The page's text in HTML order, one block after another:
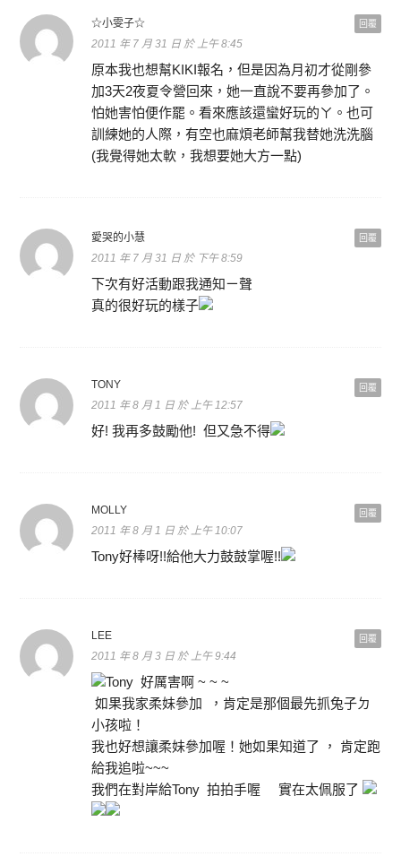
回覆
☆小雯子☆
2011 年 7 月 31 日 於 上午 8:45
原本我也想幫KIKI報名，但是因為月初才從剛參
加3天2夜夏令營回來，她一直說不要再參加了。
怕她害怕便作罷。看來應該還蠻好玩的ㄚ。也可
訓練她的人際，有空也麻煩老師幫我替她洗洗腦
(我覺得她太軟，我想要她大方一點)
回覆
愛哭的小慧
2011 年 7 月 31 日 於 下午 8:59
下次有好活動跟我通知ㄧ聲
真的很好玩的樣子
回覆
TONY
2011 年 8 月 1 日 於 上午 12:57
好! 我再多鼓勵他! 但又急不得
回覆
MOLLY
2011 年 8 月 1 日 於 上午 10:07
Tony好棒呀!!給他大力鼓鼓掌喔!!
回覆
LEE
2011 年 8 月 3 日 於 上午 9:44
Tony 好厲害啊 ~ ~ ~
如果我家柔妹參加 ，肯定是那個最先抓兔子ㄉ
小孩啦！
我也好想讓柔妹參加喔！她如果知道了 ， 肯定跑
給我追啦~~~
我們在對岸給Tony 拍拍手喔 實在太佩服了